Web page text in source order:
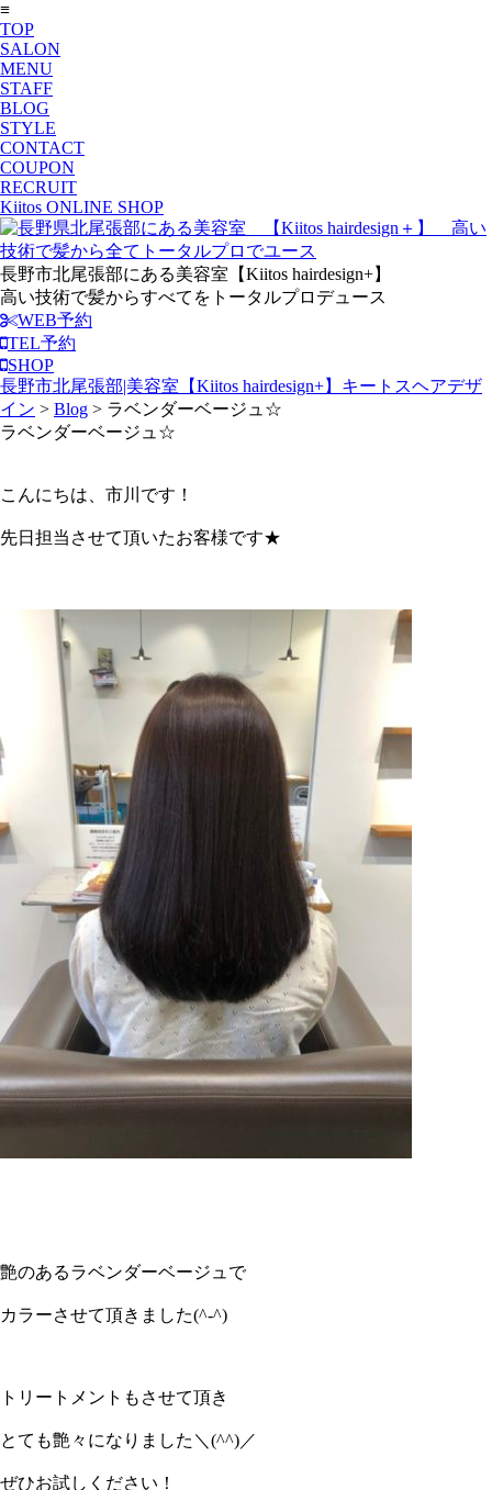
≡
TOP
SALON
MENU
STAFF
BLOG
STYLE
CONTACT
COUPON
RECRUIT
Kiitos ONLINE SHOP
長野市北尾張部にある美容室【Kiitos hairdesign+】
高い技術で髪からすべてをトータルプロデュース
WEB予約
TEL予約
SHOP
長野市北尾張部|美容室【Kiitos hairdesign+】キートスヘアデザ
イン > Blog > ラベンダーベージュ☆
ラベンダーベージュ☆
こんにちは、市川です！
先日担当させて頂いたお客様です★
艶のあるラベンダーベージュで
カラーさせて頂きました(^-^)
トリートメントもさせて頂き
とても艶々になりました＼(^^)／
ぜひお試しください！